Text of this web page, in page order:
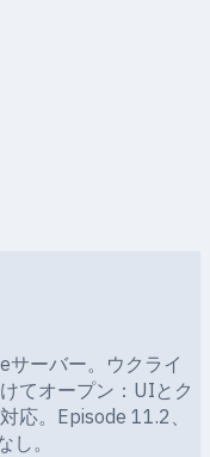
サーバー。ウクライ
てオープン：UIとク
応。Episode 11.2、
。